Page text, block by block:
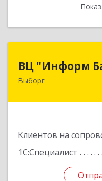
ВЦ "Информ
Выборг
Клиентов на
1С:Специалист
188800,